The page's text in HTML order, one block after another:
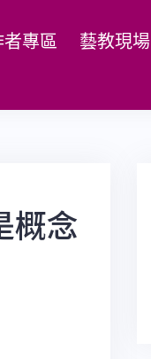
者專區 藝教現場
概念